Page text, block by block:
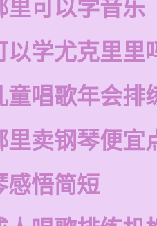
里可以学音乐
以学尤克里里
童唱歌年会排
里卖钢琴便宜
感悟简短